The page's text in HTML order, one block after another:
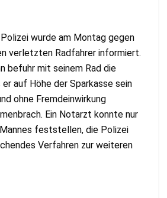
Polizei wurde am Montag gegen
verletzten Radfahrer informiert.
befuhr mit seinem Rad die
er auf Höhe der Sparkasse sein
ohne Fremdeinwirkung
Ein Notarzt konnte nur
feststellen, die Polizei
Verfahren zur weiteren